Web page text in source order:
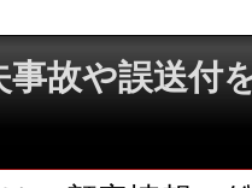
故や誤送付